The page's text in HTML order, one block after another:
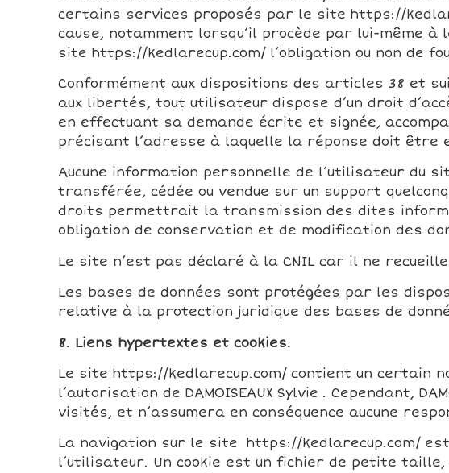
certains services proposés par le site https://
cause, notamment lorsqu’il procède par lui-même
site https://kedlarecup.com/ l’obligation ou non de
Conformément aux dispositions des articles 38 et
aux libertés, tout utilisateur dispose d’un droit
en effectuant sa demande écrite et signée,
précisant l’adresse à laquelle la réponse doit être
Aucune information personnelle de l’utilisateur du
transférée, cédée ou vendue sur un support
droits permettrait la transmission des dites
obligation de conservation et de modification des
Le site n’est pas déclaré à la CNIL car il ne
Les bases de données sont protégées par les
relative à la protection juridique des bases de
8. Liens hypertextes et cookies.
Le site https://kedlarecup.com/ contient un certain
l’autorisation de DAMOISEAUX Sylvie . Cependant,
visités, et n’assumera en conséquence aucune
La navigation sur le site https://kedlarecup.com/
l’utilisateur. Un cookie est un fichier de petite